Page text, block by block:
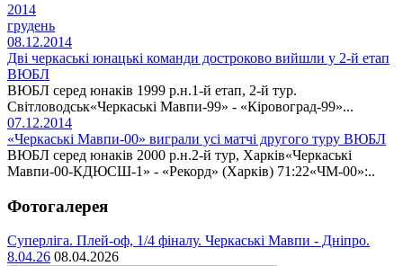
2014
грудень
08.12.2014
Дві черкаські юнацькі команди достроково вийшли у 2-й етап
ВЮБЛ
ВЮБЛ серед юнаків 1999 р.н.1-й етап, 2-й тур.
Світловодськ«Черкаські Мавпи-99» - «Кіровоград-99»...
07.12.2014
«Черкаські Мавпи-00» виграли усі матчі другого туру ВЮБЛ
ВЮБЛ серед юнаків 2000 р.н.2-й тур, Харків«Черкаські
Мавпи-00-КДЮСШ-1» - «Рекорд» (Харків) 71:22«ЧМ-00»:..
Фотогалерея
Суперліга. Плей-оф, 1/4 фіналу. Черкаські Мавпи - Дніпро.
8.04.26 08.04.2026